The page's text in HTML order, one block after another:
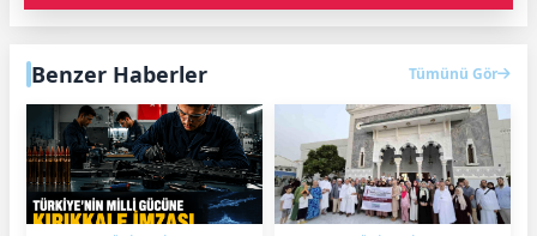
Benzer Haberler Tümünü Gör